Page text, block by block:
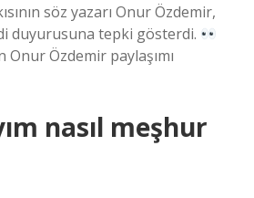
söz yazarı Onur Özdemir,
duyurusuna tepki gösterdi.
Özdemir paylaşımı
nasıl meşhur